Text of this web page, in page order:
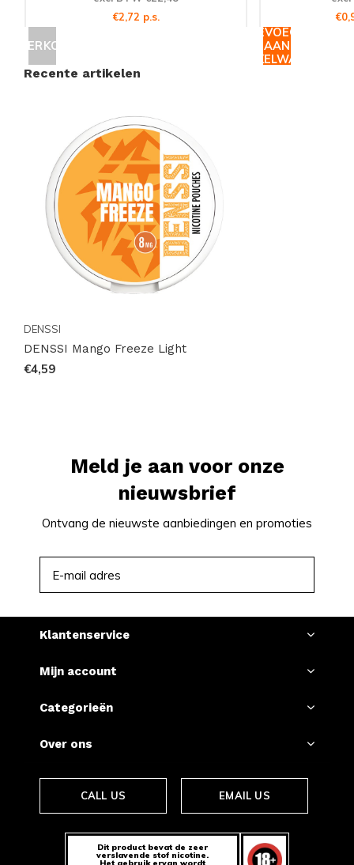
voorspelbaar. Zo biedt Snussie.com een fijne,
vertrouwde plek voor iedereen die graag discreet en
smaakvol wil genieten.
TROPISCH FRUIT — Afmeting: SLIM
Ontdek het complete aanbod van nicotinezakjes en
snus op
Snussie.comen vind precies de smaak die bij
jouw moment past. Bekijk allecollecties
populairste merkenen blijf via Instagram
hoogte van nieuwe smaken en voorraadupdates.
Bestel eenvoudig online en geniet snel van jouw
18+ only
€2,72 p.s.
TOEVOEGEN
AAN
WINKELWAGEN
Recente artikelen
DENSSI
DENSSI Mango Freeze Light
€4,59
Meld je aan voor onze
nieuwsbrief
Ontvang de nieuwste aanbiedingen en promoties
Klantenservice
Mijn account
Categorieën
Over ons
CALL US EMAIL US
Dit product bevat de zeer
verslavende stof nicotine.